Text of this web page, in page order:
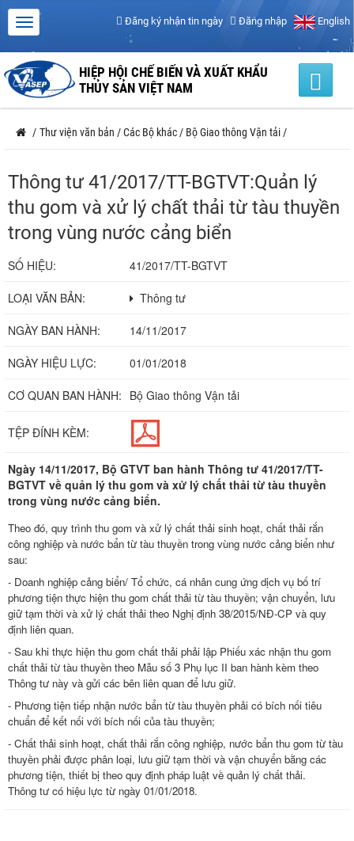
Đăng ký nhận tin ngày Đăng nhập English
HIỆP HỘI CHẾ BIẾN VÀ XUẤT KHẨU
THỦY SẢN VIỆT NAM
/ Thư viện văn bản /Các Bộ khác / Bộ Giao thông Vận tải /
Thông tư 41/2017/TT-BGTVT:Quản lý
thu gom và xử lý chất thải từ tàu thuyền
trong vùng nước cảng biển
SỐ HIỆU: 41/2017/TT-BGTVT
LOẠI VĂN BẢN: Thông tư
NGÀY BAN HÀNH: 14/11/2017
NGÀY HIỆU LỰC: 01/01/2018
CƠ QUAN BAN HÀNH: Bộ Giao thông Vận tải
TỆP ĐÍNH KÈM:
Ngày 14/11/2017, Bộ GTVT ban hành Thông tư 41/2017/TT-
BGTVT về quản lý thu gom và xử lý chất thải từ tàu thuyền
trong vùng nước cảng biển.
Theo đó, quy trình thu gom và xử lý chất thải sinh hoạt, chất thải rắn
công nghiệp và nước bẩn từ tàu thuyền trong vùng nước cảng biển như
sau:
- Doanh nghiệp cảng biển/ Tổ chức, cá nhân cung ứng dịch vụ bố trí
phương tiện thực hiện thu gom chất thải từ tàu thuyền; vận chuyển, lưu
giữ tạm thời và xử lý chất thải theo Nghị định 38/2015/NĐ-CP và quy
định liên quan.
- Sau khi thực hiện thu gom chất thải phải lập Phiếu xác nhận thu gom
chất thải từ tàu thuyền theo Mẫu số 3 Phụ lục II ban hành kèm theo
Thông tư này và gửi các bên liên quan để lưu giữ.
- Phương tiện tiếp nhận nước bẩn từ tàu thuyền phải có bích nối tiêu
chuẩn để kết nối với bích nối của tàu thuyền;
- Chất thải sinh hoạt, chất thải rắn công nghiệp, nước bẩn thu gom từ tàu
thuyền phải được phân loại, lưu giữ tạm thời và vận chuyển bằng các
phương tiện, thiết bị theo quy định pháp luật về quản lý chất thải.
Thông tư có hiệu lực từ ngày 01/01/2018.